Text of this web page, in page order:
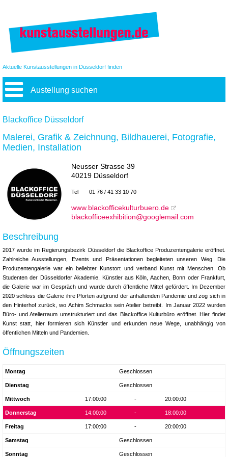
Aktuelle Kunstausstellungen in Düsseldorf finden
Austellung suchen
Blackoffice Düsseldorf
Malerei, Grafik & Zeichnung, Bildhauerei, Fotografie,
Medien, Installation
Neusser Strasse 39
40219 Düsseldorf
Tel 01 76 / 41 33 10 70
www.blackofficekulturbuero.de
blackofficeexhibition@googlemail.com
Beschreibung
2017 wurde im Regierungsbezirk Düsseldorf die Blackoffice Produzentengalerie eröffnet.
Zahlreiche Ausstellungen, Events und Präsentationen begleiteten unseren Weg. Die
Produzentengalerie war ein beliebter Kunstort und verband Kunst mit Menschen. Ob
Studenten der Düsseldorfer Akademie, Künstler aus Köln, Aachen, Bonn oder Frankfurt,
die Galerie war im Gespräch und wurde durch öffentliche Mittel gefördert. Im Dezember
2020 schloss die Galerie ihre Pforten aufgrund der anhaltenden Pandemie und zog sich in
den Hinterhof zurück, wo Achim Schmacks sein Atelier betreibt. Im Januar 2022 wurden
Büro- und Atelierraum umstrukturiert und das Blackoffice Kulturbüro eröffnet. Hier findet
Kunst statt, hier formieren sich Künstler und erkunden neue Wege, unabhängig von
öffentlichen Mitteln und Pandemien.
Öffnungszeiten
Montag Geschlossen
Dienstag Geschlossen
Mittwoch 17:00:00 - 20:00:00
Donnerstag 14:00:00 - 18:00:00
Freitag 17:00:00 - 20:00:00
Samstag Geschlossen
Sonntag Geschlossen